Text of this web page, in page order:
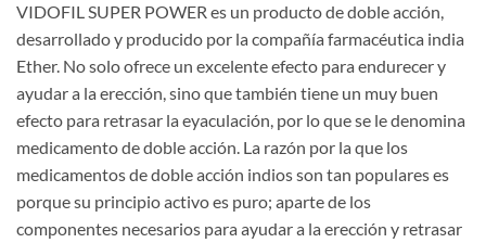
VIDOFIL SUPER POWER es un producto de doble acción,
desarrollado y producido por la compañía farmacéutica india
Ether. No solo ofrece un excelente efecto para endurecer y
ayudar a la erección, sino que también tiene un muy buen
efecto para retrasar la eyaculación, por lo que se le denomina
medicamento de doble acción. La razón por la que los
medicamentos de doble acción indios son tan populares es
porque su principio activo es puro; aparte de los
componentes necesarios para ayudar a la erección y retrasar